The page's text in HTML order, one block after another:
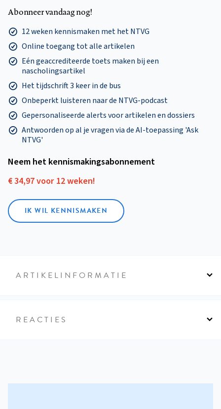
Abonneer vandaag nog!
12 weken kennismaken met het NTVG
Online toegang tot alle artikelen
Eén geaccrediteerde toets maken bij een
nascholingsartikel
Het tijdschrift 3 keer in de bus
Onbeperkt luisteren naar de NTVG-podcast
Gepersonaliseerde alerts voor artikelen en dossiers
Antwoorden op al je vragen via de AI-toepassing 'Ask
NTVG'
Neem het kennismakings­abonnement
€ 34,97 voor 12 weken!
IK WIL KENNISMAKEN
ARTIKELINFORMATIE
REACTIES